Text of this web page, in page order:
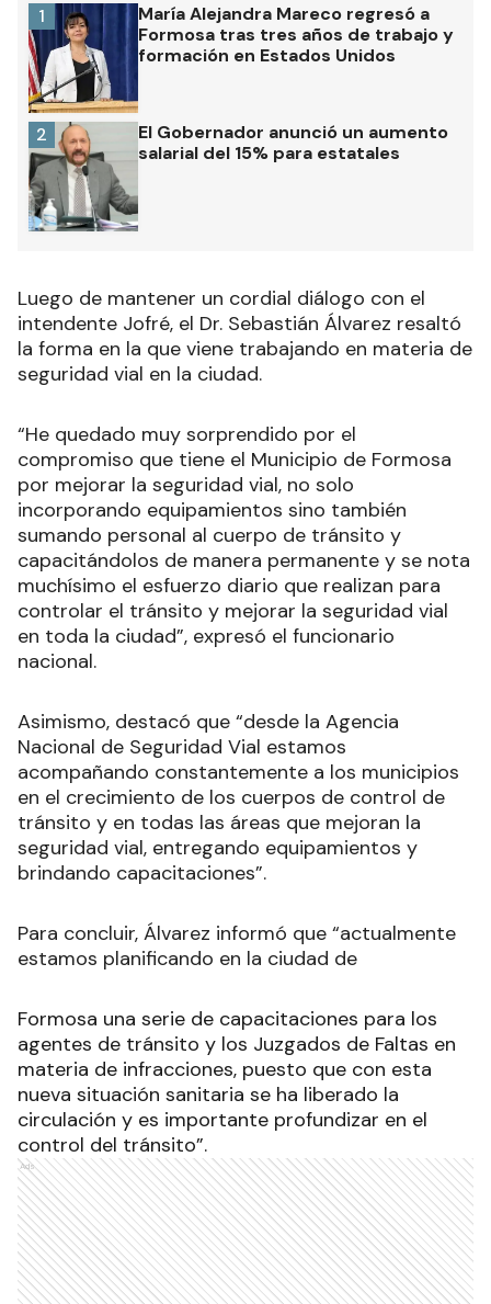
María Alejandra Mareco regresó a
Formosa tras tres años de trabajo y
formación en Estados Unidos
1
El Gobernador anunció un aumento
salarial del 15% para estatales
2
Luego de mantener un cordial diálogo con el
intendente Jofré, el Dr. Sebastián Álvarez resaltó
la forma en la que viene trabajando en materia de
seguridad vial en la ciudad.
“He quedado muy sorprendido por el
compromiso que tiene el Municipio de Formosa
por mejorar la seguridad vial, no solo
incorporando equipamientos sino también
sumando personal al cuerpo de tránsito y
capacitándolos de manera permanente y se nota
muchísimo el esfuerzo diario que realizan para
controlar el tránsito y mejorar la seguridad vial
en toda la ciudad”, expresó el funcionario
nacional.
Asimismo, destacó que “desde la Agencia
Nacional de Seguridad Vial estamos
acompañando constantemente a los municipios
en el crecimiento de los cuerpos de control de
tránsito y en todas las áreas que mejoran la
seguridad vial, entregando equipamientos y
brindando capacitaciones”.
Para concluir, Álvarez informó que “actualmente
estamos planificando en la ciudad de
Formosa una serie de capacitaciones para los
agentes de tránsito y los Juzgados de Faltas en
materia de infracciones, puesto que con esta
nueva situación sanitaria se ha liberado la
circulación y es importante profundizar en el
control del tránsito”.
Ads